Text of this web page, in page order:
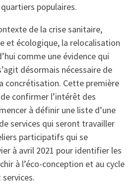
populaires.
de la crise sanitaire,
et écologique, la relocalisation
comme une évidence qui
désormais nécessaire de
concrétisation. Cette première
confirmer l’intérêt des
à définir une liste d’une
services qui seront travailler
participatifs qui se
à avril 2021 pour identifier les
à l’éco-conception et au cycle